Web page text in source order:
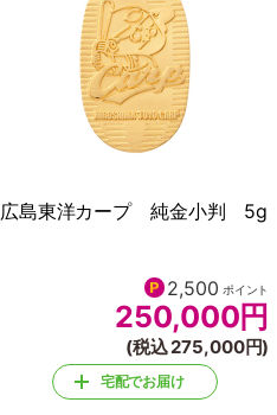
広島東洋カープ 純金小判 5g
2,500 ポイント
250,000円
(税込 275,000円)
宅配でお届け